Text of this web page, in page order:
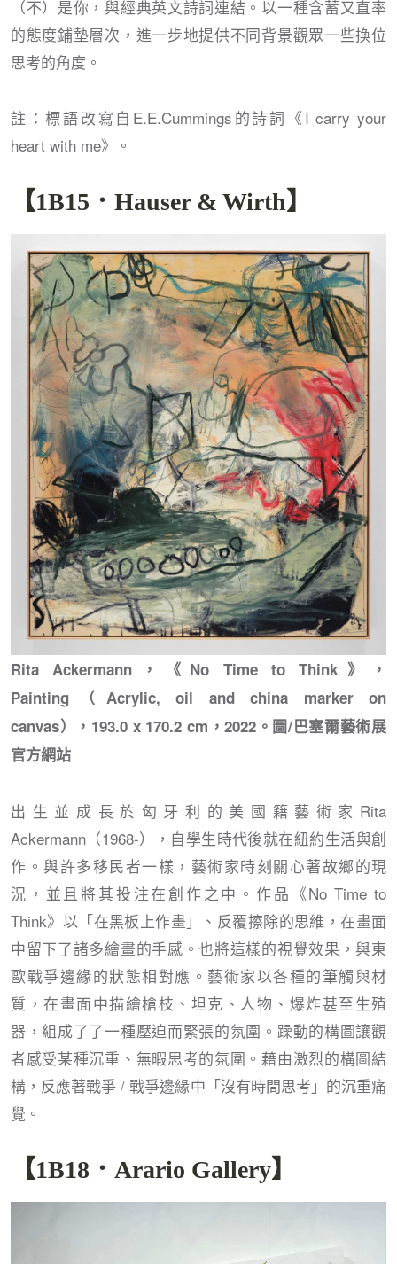
（不）是你，與經典英文詩詞連結。以一種含蓄又直率
的態度鋪墊層次，進一步地提供不同背景觀眾一些換位
思考的角度。
註：標語改寫自E.E.Cummings的詩詞《I carry your
heart with me》。
【1B15．Hauser & Wirth】
Rita Ackermann，《No Time to Think》，
Painting（Acrylic, oil and china marker on
canvas），193.0 x 170.2 cm，2022。圖/巴塞爾藝術展
官方網站
出生並成長於匈牙利的美國籍藝術家Rita
Ackermann（1968-），自學生時代後就在紐約生活與創
作。與許多移民者一樣，藝術家時刻關心著故鄉的現
況，並且將其投注在創作之中。作品《No Time to
Think》以「在黑板上作畫」、反覆擦除的思維，在畫面
中留下了諸多繪畫的手感。也將這樣的視覺效果，與東
歐戰爭邊緣的狀態相對應。藝術家以各種的筆觸與材
質，在畫面中描繪槍枝、坦克、人物、爆炸甚至生殖
器，組成了了一種壓迫而緊張的氛圍。躁動的構圖讓觀
者感受某種沉重、無暇思考的氛圍。藉由激烈的構圖結
構，反應著戰爭 / 戰爭邊緣中「沒有時間思考」的沉重痛
覺。
【1B18．Arario Gallery】